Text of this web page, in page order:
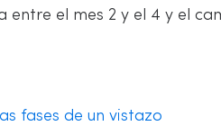
entre el mes 2 y el 4 y el
fases de un vistazo